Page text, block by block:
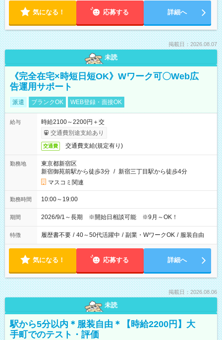
気になる！ 応募する 詳細へ
掲載日：2026.08.07
未読
《完全在宅×時短日短OK》Wワーク可〇Web広
告運用サポート
派遣 ブランクOK WEB登録・面接OK
給与
時給2100～2200円＋交
交通費別途支給あり
交通費 交通費支給(規定有り)
勤務地
東京都新宿区
新宿御苑前駅から徒歩3分 / 新宿三丁目駅から徒歩4分
マスコミ関連
勤務時間 10:00～19:00
期間 2026/9/1～長期 ※開始日相談可能 ※9月～OK！
特徴 履歴書不要 / 40～50代活躍中 / 副業・WワークOK / 服装自由
気になる！ 応募する 詳細へ
掲載日：2026.08.06
未読
駅から5分以内＊服装自由＊【時給2200円】大
手町でのテスト・評価